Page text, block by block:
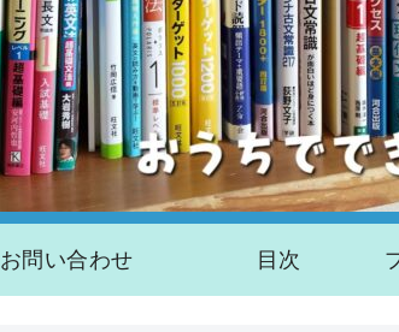
お問い合わせ 目次